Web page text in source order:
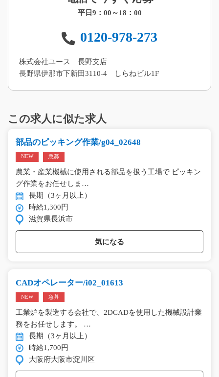
平日9：00～18：00
0120-978-273
株式会社ユース 長野支店
長野県伊那市下新田3110-4 しらねビル1F
この求人に似た求人
部品のピッキング作業/g04_02648
NEW 急募
農業・産業機械に使用される部品を扱う工場で ピッキン
グ作業をお任せしま…
長期（3ヶ月以上）
時給1,300円
滋賀県長浜市
気になる
CADオペレーター/i02_01613
NEW 急募
工業炉を製造する会社で、2DCADを使用した機械設計業
務をお任せします。 …
長期（3ヶ月以上）
時給1,700円
大阪府大阪市淀川区